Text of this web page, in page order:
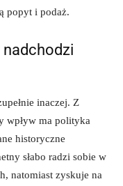
popyt i podaż.
nadchodzi
inaczej. Z
wpływ ma polityka
historyczne
słabo radzi sobie w
natomiast zyskuje na